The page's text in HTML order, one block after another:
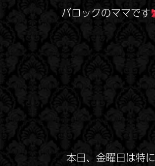
バロックのママです
本日、金曜日は特に